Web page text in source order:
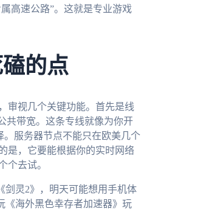
高速公路”。这就是专业游戏
的点
审视几个关键功能。首先是线
共带宽。这条专线就像为你开
服务器节点不能只在欧美几个
是，它要能根据你的实时网络
个去试。
剑灵2》，明天可能想用手机体
《海外黑色幸存者加速器》玩